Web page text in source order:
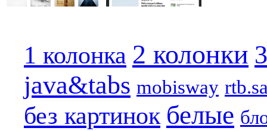
1 колонка 2 колонки
java&tabs mobisway
без картинок белые